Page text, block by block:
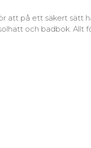
att på ett säkert sätt
och badbok. Allt